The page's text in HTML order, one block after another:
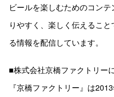
ビールを楽しむためのコン
りやすく、楽しく伝えるこ
る情報を配信しています。
■株式会社京橋ファクトリー
『京橋ファクトリー』は